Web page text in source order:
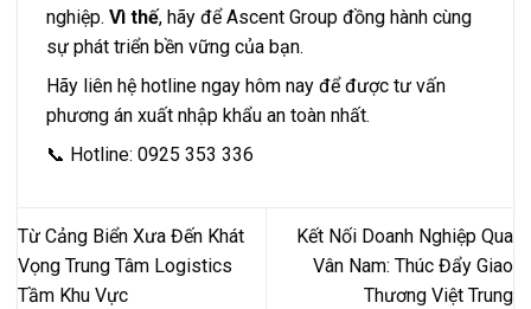
nghiệp. Vì thế, hãy để Ascent Group đồng hành cùng
sự phát triển bền vững của bạn.
Hãy liên hệ hotline ngay hôm nay để được tư vấn
phương án xuất nhập khẩu an toàn nhất.
📞 Hotline: 0925 353 336
Từ Cảng Biển Xưa Đến Khát
Vọng Trung Tâm Logistics
Tầm Khu Vực
Kết Nối Doanh Nghiệp Qua
Vân Nam: Thúc Đẩy Giao
Thương Việt Trung